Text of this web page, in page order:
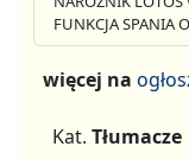
FUNKCJA SPANIA
więcej na
Kat. Tłumacze